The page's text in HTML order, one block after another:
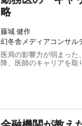
略
藤城 健作
幻冬舎メディアコンサル
医局の影響力が弱まった
降、医師のキャリアを